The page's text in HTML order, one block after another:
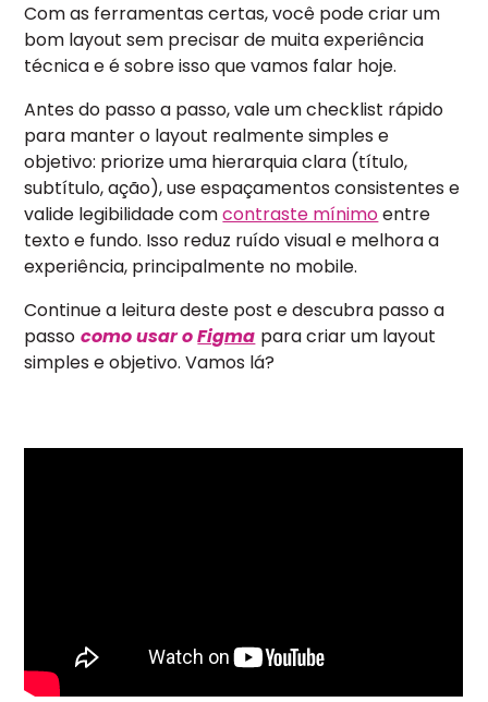
Com as ferramentas certas, você pode criar um
bom layout sem precisar de muita experiência
técnica e é sobre isso que vamos falar hoje.
Antes do passo a passo, vale um checklist rápido
para manter o layout realmente simples e
objetivo: priorize uma hierarquia clara (título,
subtítulo, ação), use espaçamentos consistentes e
valide legibilidade comcontraste mínimoentre
texto e fundo. Isso reduz ruído visual e melhora a
experiência, principalmente no mobile.
Continue a leitura deste post e descubra passo a
passo comousar oFigma para criar um layout
simples e objetivo. Vamos lá?